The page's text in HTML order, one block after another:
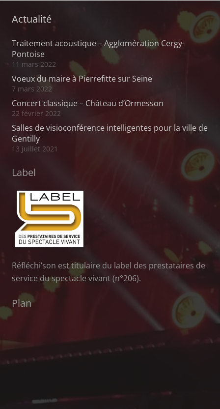
Actualité
Traitement acoustique – Agglomération Cergy-
Pontoise
11 mars 2022
Voeux du maire à Pierrefitte sur Seine
7 mars 2022
Concert classique – Château d’Ormesson
22 février 2022
Salles de visioconférence intelligentes pour la ville de
Gentilly
13 juillet 2021
Label
Réfléchi’son est titulaire du label des prestataires de
service du spectacle vivant (n°206).
Plan